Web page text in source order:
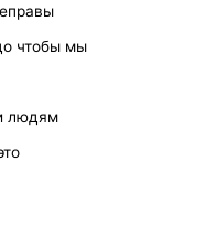
чтобы мы
людям